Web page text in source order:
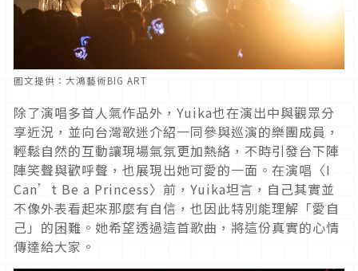
圖文提供：大鴻藝術BIG ART
除了演唱多首人氣作品外，Yuika也在演出中與觀眾分
享近況，並向台灣歌迷介紹一同參與巡演的樂團成員，
輕鬆自然的互動讓現場氣氛更加熱絡，不時引發台下陣
陣笑聲與歡呼聲，也展現出她可愛的一面。在演唱〈I
Can’t Be a Princess〉前，Yuika坦言，自己其實並
不像外表看起來那麼有自信，也因此特別能理解「愛自
己」的困難。她希望透過這首歌曲，將這份真實的心情
傳達給大家。